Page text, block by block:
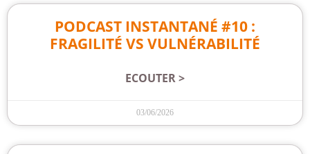
PODCAST INSTANTANÉ #10 :
FRAGILITÉ VS VULNÉRABILITÉ
ECOUTER >
03/06/2026